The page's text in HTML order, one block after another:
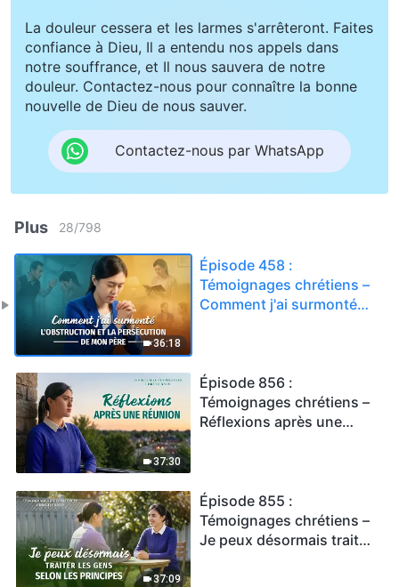
La douleur cessera et les larmes s'arrêteront. Faites
confiance à Dieu, Il a entendu nos appels dans
notre souffrance, et Il nous sauvera de notre
douleur. Contactez-nous pour connaître la bonne
nouvelle de Dieu de nous sauver.
Contactez-nous par WhatsApp
Plus 28/798
36:18
Épisode 458 :
Témoignages chrétiens –
Comment j'ai surmonté
37:30
Épisode 856 :
Témoignages chrétiens –
Réflexions après une
37:09
Épisode 855 :
Témoignages chrétiens –
Je peux désormais traiter